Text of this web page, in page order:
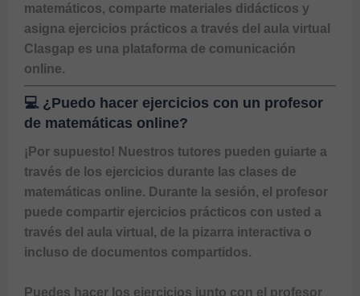
matemáticos, comparte materiales didácticos y
Clasgap es una plataforma de comunicación
online.
💻 ¿Puedo hacer ejercicios con un profesor
de matemáticas online?
¡Por supuesto! Nuestros tutores pueden guiarte a
través de los ejercicios durante las clases de
matemáticas online. Durante la sesión, el profesor
puede compartir ejercicios prácticos con usted a
través del aula virtual, de la pizarra interactiva o
incluso de documentos compartidos.
Puedes hacer los ejercicios junto con el profesor